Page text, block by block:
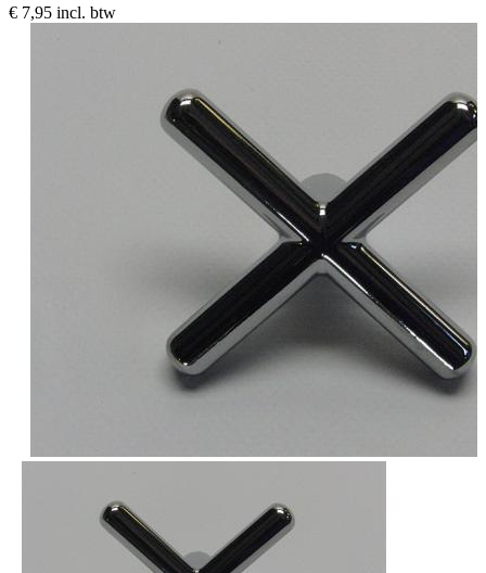
€ 7,95 incl. btw